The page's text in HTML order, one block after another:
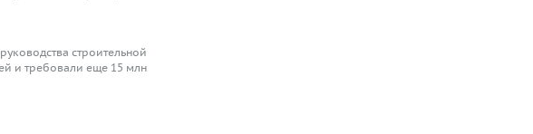
строительной
и требовали еще 15 млн